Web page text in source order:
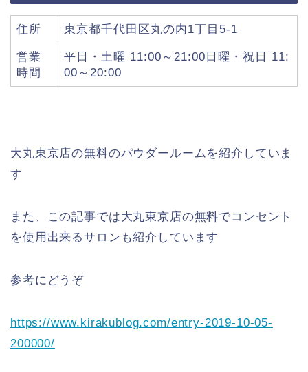
住所 東京都千代田区丸の内1丁目5-1
営業
時間
平日・土曜 11:00～21:00日曜・祝日 11:
00～20:00
大丸東京店の無料のパウダールームを紹介していま
す
また、この記事では大丸東京店の無料でコンセント
を使用出来るサロンも紹介しています
参考にどうぞ
https://www.kirakublog.com/entry-2019-10-05-
200000/‎